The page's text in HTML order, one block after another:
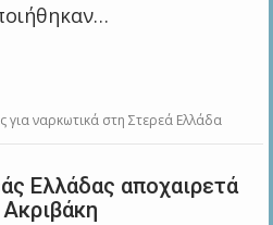
για ναρκωτικά στη Στερεά Ελλάδα
Ελλάδας αποχαιρετά